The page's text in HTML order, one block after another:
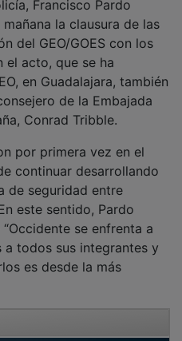
la clausura de las
del GEO/GOES con los
el acto, que se ha
en Guadalajara, también
de la Embajada
Conrad Tribble.
continuar desarrollando
de seguridad entre
este sentido, Pardo
se enfrenta a
todos sus integrantes y
es desde la más